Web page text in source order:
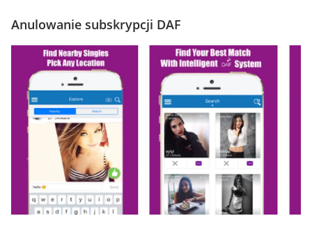
Anulowanie subskrypcji DAF